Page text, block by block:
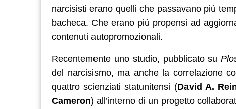
narcisisti erano quelli che passavano più
bacheca. Che erano più propensi ad
contenuti autopromozionali.
Recentemente uno studio, pubblicato su
del narcisismo, ma anche la correlazione
quattro scienziati statunitensi (David A.
Cameron) all’interno di un progetto